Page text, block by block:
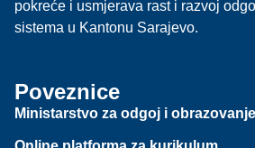
pokreće i usmjerava rast i razvoj
sistema u Kantonu Sarajevo.
Poveznice
Ministarstvo za odgoj i